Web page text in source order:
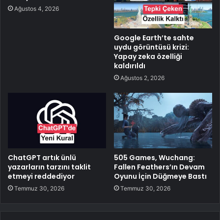
Ağustos 4, 2026
Google Earth’te sahte
uydu görüntüsü krizi:
Yapay zeka özelliği
kaldırıldı
Ağustos 2, 2026
ChatGPT artık ünlü
yazarların tarzını taklit
etmeyi reddediyor
Temmuz 30, 2026
505 Games, Wuchang:
Fallen Feathers’ın Devam
Oyunu İçin Düğmeye Bastı
Temmuz 30, 2026